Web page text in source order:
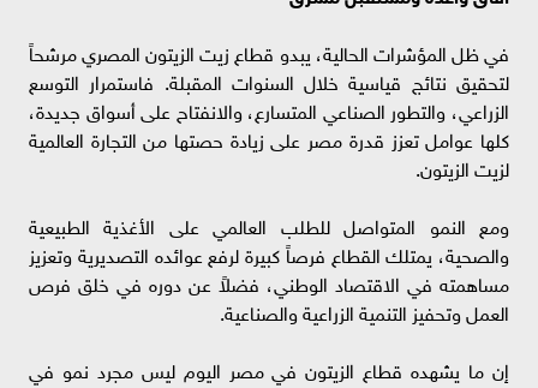
في ظل المؤشرات الحالية، يبدو قطاع زيت الزيتون المصري مرشحاً
لتحقيق نتائج قياسية خلال السنوات المقبلة. فاستمرار التوسع
الزراعي، والتطور الصناعي المتسارع، والانفتاح على أسواق جديدة،
كلها عوامل تعزز قدرة مصر على زيادة حصتها من التجارة العالمية
لزيت الزيتون.
ومع النمو المتواصل للطلب العالمي على الأغذية الطبيعية
والصحية، يمتلك القطاع فرصاً كبيرة لرفع عوائده التصديرية وتعزيز
مساهمته في الاقتصاد الوطني، فضلاً عن دوره في خلق فرص
العمل وتحفيز التنمية الزراعية والصناعية.
إن ما يشهده قطاع الزيتون في مصر اليوم ليس مجرد نمو في